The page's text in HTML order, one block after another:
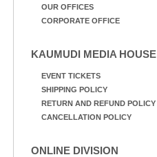
OUR OFFICES
CORPORATE OFFICE
KAUMUDI MEDIA HOUSE
EVENT TICKETS
SHIPPING POLICY
RETURN AND REFUND POLICY
CANCELLATION POLICY
ONLINE DIVISION